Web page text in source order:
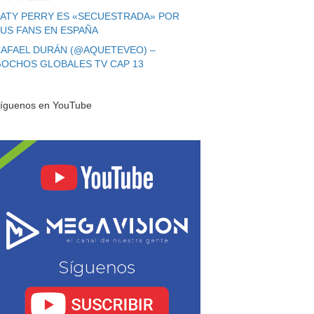
PERRY ES «SECUESTRADA» POR
FANS EN ESPAÑA
DURÁN (@AQUETEVEO) –
GLOBALES TV CAP 13
en YouTube